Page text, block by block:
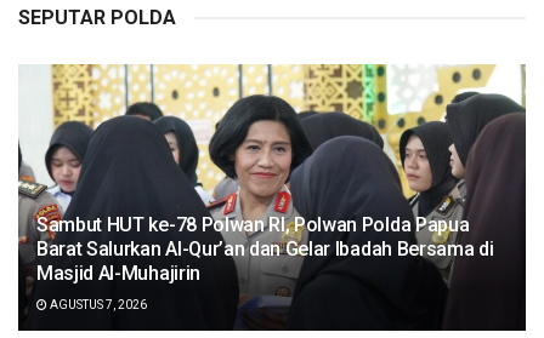
SEPUTAR POLDA
Sambut HUT ke-78 Polwan RI, Polwan Polda Papua
Barat Salurkan Al-Qur’an dan Gelar Ibadah Bersama di
Masjid Al-Muhajirin
AGUSTUS 7, 2026